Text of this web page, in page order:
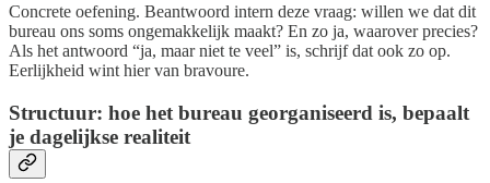
Concrete oefening. Beantwoord intern deze vraag: willen we dat dit
bureau ons soms ongemakkelijk maakt? En zo ja, waarover precies?
Als het antwoord “ja, maar niet te veel” is, schrijf dat ook zo op.
Eerlijkheid wint hier van bravoure.
Structuur: hoe het bureau georganiseerd is, bepaalt
je dagelijkse realiteit